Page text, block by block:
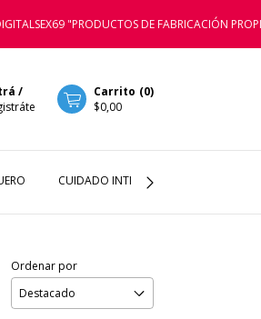
"PRODUCTOS DE FABRICACIÓN PROPIA, LA
/
Carrito (0)
$0,00
CUIDADO INTIMOS
Ordenar por